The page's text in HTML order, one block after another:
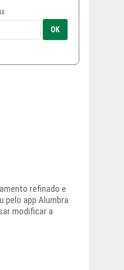
refinado e
pelo app Alumbra
modificar a